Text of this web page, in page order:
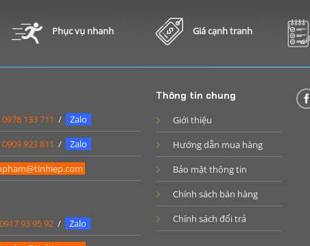
Phục vụ nhanh Giá cạnh tranh
0978 133 711 /
Zalo
0909 923 811 /
Zalo
0917 93 95 92 /
Zalo
Thông tin chung
Giới thiệu
Hướng dẫn mua hàng
Bảo mật thông tin
Chính sách bán hàng
Chính sách đổi trả